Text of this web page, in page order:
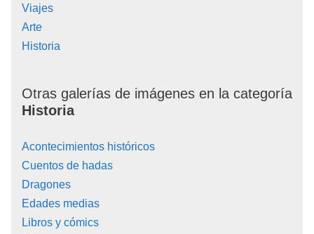
Viajes
Arte
Historia
Otras galerías de imágenes en la categoría
Historia
Acontecimientos históricos
Cuentos de hadas
Dragones
Edades medias
Libros y cómics